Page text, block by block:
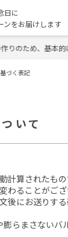
日に
ンをお届けします
のため、基本的
づく表記
いて
計算されたもの
わることがご
後にお送りす
らまさないバ